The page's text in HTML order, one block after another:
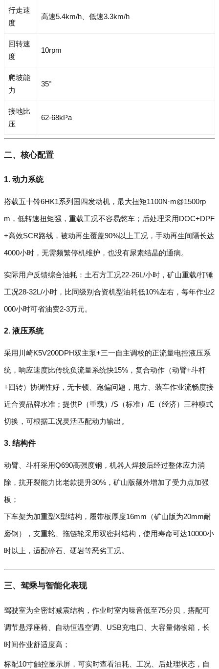
行走速
度
高速5.4km/h、低速3.3km/h
回转速
度
10rpm
爬坡能
力
35°
接地比
压
62-68kPa
二、核心配置
1. 动力系统
搭载五十铃6HK1系列国四发动机，最大扭矩1100N·m@1500rp
m，低转速扭矩强，重载工况不容易憋车；后处理采用DOC+DPF
+高效SCR路线，被动再生覆盖90%以上工况，手动再生间隔长达
4000小时，无需频繁停机维护，也没有尿素结晶的通病。
实际用户反馈综合油耗：土石方工况22-26L/小时，矿山重载/打锤
工况28-32L/小时，比同级别合资机型油耗低10%左右，每年作业2
000小时可省油费2-3万元。
2. 液压系统
采用川崎K5V200DPH双主泵+三一自主调校的正流量电控液压系
统，响应速度比传统负流量系统快15%，复合动作（动臂+斗杆
+回转）协调性好，无卡顿、跑偏问题，甩方、装车作业流畅度接
近合资品牌水准；提供P（重载）/S（标准）/E（经济）三种模式
切换，可根据工况灵活匹配动力输出。
3. 结构件
动臂、斗杆采用Q690高强度钢，机器人焊接后经过整体应力消
除，抗开裂能力比老款提升30%，矿山版额外增加了受力点加强
板；
下车架为加重型X型结构，履带板厚度16mm（矿山版为20mm耐
磨钢），支重轮、拖链轮采用双密封结构，使用寿命可达10000小
时以上，适配碎石、硬岩等恶劣工况。
三、驾乘与智能化表现
驾驶室为全密封减震结构，作业时室内噪音低至75分贝，搭配可
调节悬浮座椅、自动恒温空调、USB充电口、大容量储物箱，长
时间作业舒适度高；
标配10寸触控显示屏，可实时查看油耗、工况、后处理状态，自